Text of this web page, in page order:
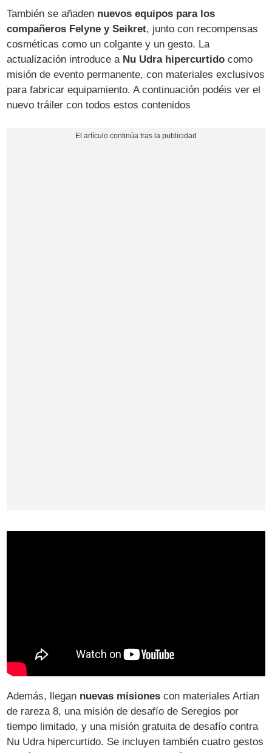
También se añaden nuevos equipos para los
compañeros Felyne y Seikret, junto con recompensas
cosméticas como un colgante y un gesto. La
actualización introduce a Nu Udra hipercurtido como
misión de evento permanente, con materiales exclusivos
para fabricar equipamiento. A continuación podéis ver el
nuevo tráiler con todos estos contenidos
Además, llegan nuevas misiones con materiales Artian
de rareza 8, una misión de desafío de Seregios por
tiempo limitado, y una misión gratuita de desafío contra
Nu Udra hipercurtido. Se incluyen también cuatro gestos